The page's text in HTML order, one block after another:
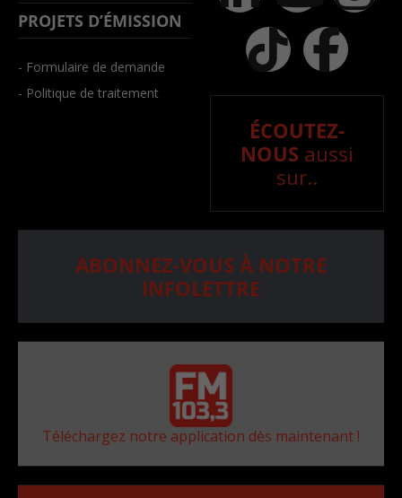
PROJETS D’ÉMISSION
- Formulaire de demande
- Politique de traitement
ÉCOUTEZ-
NOUS aussi
sur..
ABONNEZ-VOUS À NOTRE
INFOLETTRE
Téléchargez notre application dès maintenant !